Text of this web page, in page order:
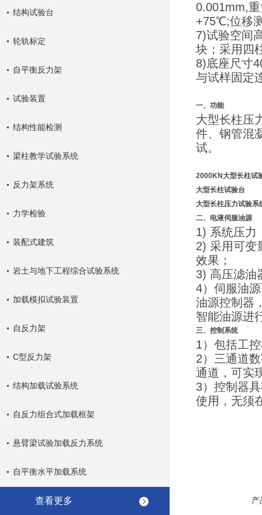
结构试验台
轮轨标定
自平衡反力架
试验装置
结构性能检测
梁柱教学试验系统
反力架系统
力学检验
装配式建筑
岩土与地下工程综合试验系统
加载模拟试验装置
自反力架
C型反力架
结构加载试验系统
自反力组合式加载框架
悬臂梁试验加载反力系统
自平衡水平加载系统
查看更多
0.001mm,
+75℃;位移
7)试验空间
块；采用四
8)底座尺寸
与试样固定
一、功能
大型长柱压
件、钢管混
试。
2000KN大型长柱试
大型长柱试验台
大型长柱压力试验系
二、 电液伺服油源
1) 系统压力
2) 采用可变
效果；
3) 高压滤油
4）伺服油
油源控制器
智能油源进
三、 控制系统
1）包括工
2）三通道
通道，可实
3）控制器
使用，无须
产